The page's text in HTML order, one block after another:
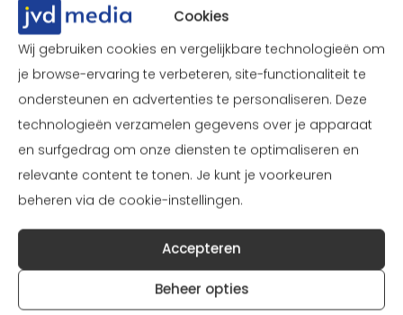
Cookies
Wij gebruiken cookies en vergelijkbare technologieën om
je browse-ervaring te verbeteren, site-functionaliteit te
ondersteunen en advertenties te personaliseren. Deze
technologieën verzamelen gegevens over je apparaat
en surfgedrag om onze diensten te optimaliseren en
relevante content te tonen. Je kunt je voorkeuren
beheren via de cookie-instellingen.
Accepteren
Beheer opties
Cases
Gerelateerde
succesverhalen
Woonscan
legionellabeheer